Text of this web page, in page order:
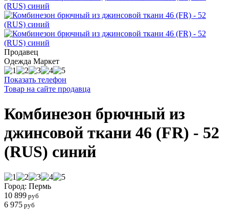
Продавец
Одежда Маркет
Показать телефон
Товар на сайте продавца
Комбинезон брючный из
джинсовой ткани 46 (FR) - 52
(RUS) синий
Город: Пермь
10 899 руб
6 975 руб